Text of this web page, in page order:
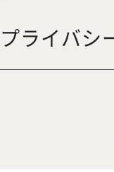
プライバシ